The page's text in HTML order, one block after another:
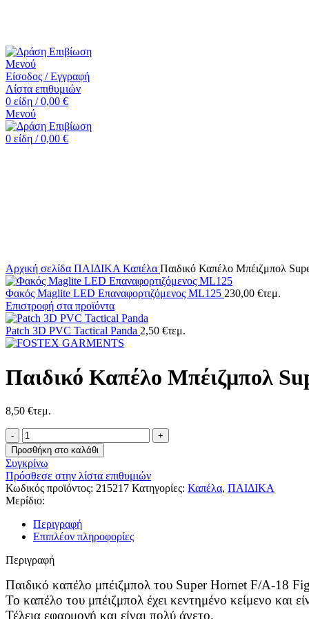
Μενού
Είσοδος / Εγγραφή
Λίστα επιθυμιών
0 είδη / 0,00 €
Μενού
0 είδη / 0,00 €
Αρχική σελίδα ΠΑΙΔΙΚΑ Καπέλα Παιδικό Καπέλο Μπέιζμπολ
Φακός Maglite LED Επαναφορτιζόμενος ML125 230,00 €τεμ.
Επιστροφή στα προϊόντα
Patch 3D PVC Tactical Panda 2,50 €τεμ.
Παιδικό Καπέλο Μπέιζμπολ
8,50 €τεμ.
Παιδικό
Καπέλο
Μπέιζμπολ
Super
Hornet
F/A-
18
ποσότητα
Προσθήκη στο καλάθι
Συγκρίνω
Πρόσθεσε στην λίστα επιθυμιών
Κωδικός προϊόντος: 215217 Κατηγορίες: Καπέλα, ΠΑΙΔΙΚΑ
Μερίδιο:
Περιγραφή
Επιπλέον πληροφορίες
Περιγραφή
Παιδικό καπέλο μπέιζμπολ του Super Hornet F/A-18
Το καπέλο του μπέιζμπολ έχει κεντημένο κείμενο και
Τέλεια εφαρμογή και είναι πολύ άνετο.